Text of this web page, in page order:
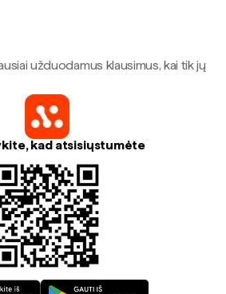
užduodamus klausimus, kai tik jų
kad atsisiųstumėte